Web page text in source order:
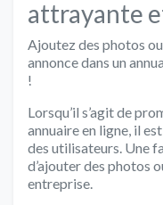
attrayante
Ajoutez des photos
annonce dans un
!
Lorsqu’il s’agit de
annuaire en ligne, il
des utilisateurs. Une
d’ajouter des photos
entreprise.